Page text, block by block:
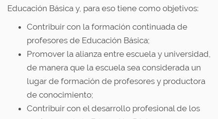
Educación Básica y, para eso tiene como objetivos:
Contribuir con la formación continuada de
profesores de Educación Básica;
Promover la alianza entre escuela y universidad,
de manera que la escuela sea considerada un
lugar de formación de profesores y productora
de conocimiento;
Contribuir con el desarrollo profesional de los